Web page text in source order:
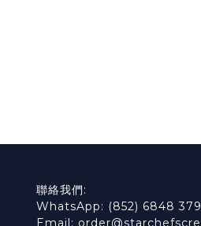
聯絡我們:
WhatsApp: (852) 6848
Email: